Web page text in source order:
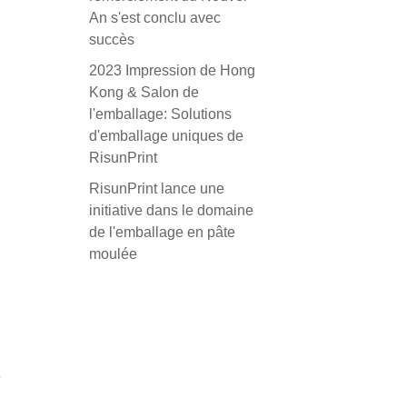
An s'est conclu avec
succès
2023 Impression de Hong
Kong & Salon de
l'emballage: Solutions
d'emballage uniques de
RisunPrint
RisunPrint lance une
initiative dans le domaine
de l'emballage en pâte
moulée